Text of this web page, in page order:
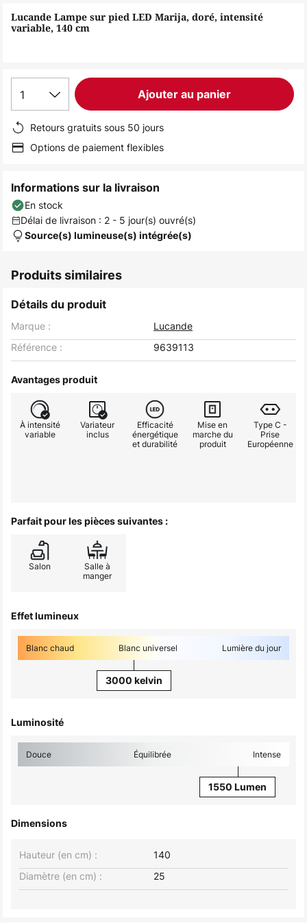
the
images
Lucande Lampe sur pied LED Marija, doré, intensité
variable, 140 cm
1 Ajouter au panier
Retours gratuits sous 50 jours
Options de paiement flexibles
Informations sur la livraison
En stock
Délai de livraison : 2 - 5 jour(s) ouvré(s)
Source(s) lumineuse(s) intégrée(s)
Produits similaires
Détails du produit
Marque :
Lucande
Référence :
9639113
Avantages produit
À intensité
variable
Variateur
inclus
Efficacité
énergétique
et durabilité
Mise en
marche du
produit
Type C -
Prise
Européenne
Parfait pour les pièces suivantes :
Salon
Salle à
manger
Effet lumineux
Blanc chaud Blanc universel Lumière du jour
3000 kelvin
Luminosité
Douce Équilibrée Intense
1550 Lumen
Dimensions
Hauteur (en cm) :
140
Diamètre (en cm) :
25